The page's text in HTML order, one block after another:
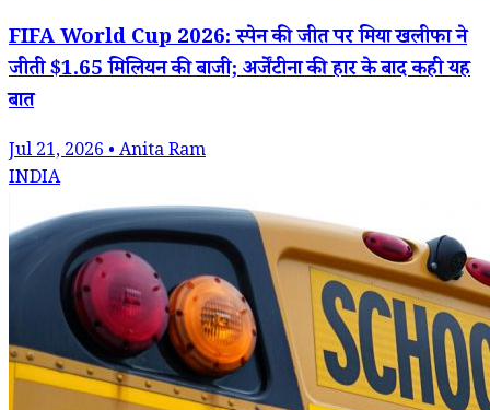
FIFA World Cup 2026: स्पेन की जीत पर मिया खलीफा ने
जीती $1.65 मिलियन की बाजी; अर्जेंटीना की हार के बाद कही यह
बात
Jul 21, 2026 • Anita Ram
INDIA